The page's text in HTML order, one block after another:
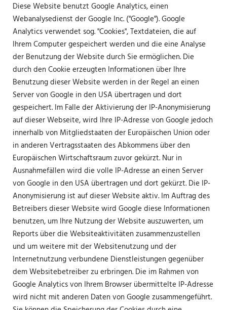
Diese Website benutzt Google Analytics, einen
Webanalysedienst der Google Inc. ("Google"). Google
Analytics verwendet sog. "Cookies", Textdateien, die auf
Ihrem Computer gespeichert werden und die eine Analyse
der Benutzung der Website durch Sie ermöglichen. Die
durch den Cookie erzeugten Informationen über Ihre
Benutzung dieser Website werden in der Regel an einen
Server von Google in den USA übertragen und dort
gespeichert. Im Falle der Aktivierung der IP-Anonymisierung
auf dieser Webseite, wird Ihre IP-Adresse von Google jedoch
innerhalb von Mitgliedstaaten der Europäischen Union oder
in anderen Vertragsstaaten des Abkommens über den
Europäischen Wirtschaftsraum zuvor gekürzt. Nur in
Ausnahmefällen wird die volle IP-Adresse an einen Server
von Google in den USA übertragen und dort gekürzt. Die IP-
Anonymisierung ist auf dieser Website aktiv. Im Auftrag des
Betreibers dieser Website wird Google diese Informationen
benutzen, um Ihre Nutzung der Website auszuwerten, um
Reports über die Websiteaktivitäten zusammenzustellen
und um weitere mit der Websitenutzung und der
Internetnutzung verbundene Dienstleistungen gegenüber
dem Websitebetreiber zu erbringen. Die im Rahmen von
Google Analytics von Ihrem Browser übermittelte IP-Adresse
wird nicht mit anderen Daten von Google zusammengeführt.